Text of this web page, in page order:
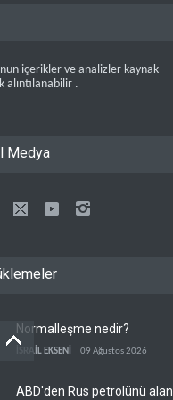
içerikler ve analizler kaynak
alıntılanabilir .
Medya
Normalleşme nedir?
İSRAİL EKSENİ 09 Ağustos 2026
ABD'den Rus petrolünü alan